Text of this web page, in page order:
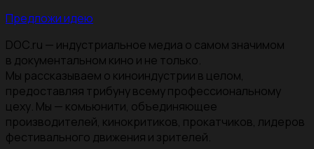
Предложи идею
DOC.ru — индустриальное медиа о самом значимом
в документальном кино и не только.
Мы рассказываем о киноиндустрии в целом,
предоставляя трибуну всему профессиональному
цеху. Мы — комьюнити, объединяющее
производителей, кинокритиков, прокатчиков, лидеров
фестивального движения и зрителей.